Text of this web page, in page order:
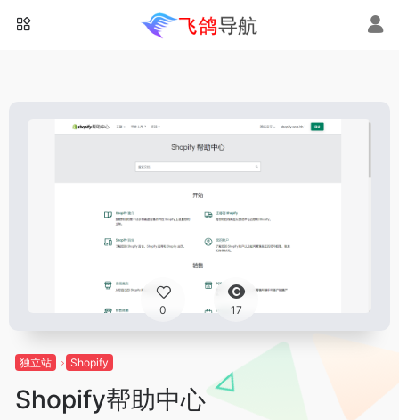
0 17
独立站 Shopify
Shopify帮助中心